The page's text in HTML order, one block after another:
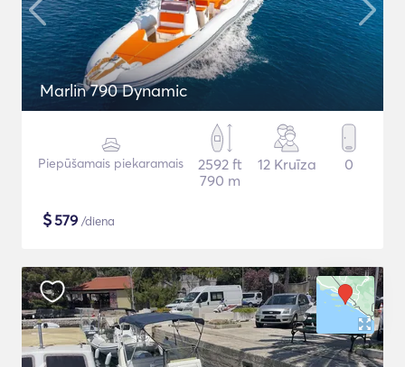
Marlin 790 Dynamic
Piepūšamais piekaramais
2592 ft
790 m
12 Kruīza 0
$579 /diena